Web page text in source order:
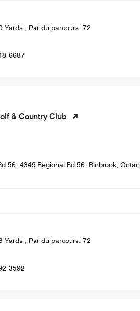
18 trou(s) , 5500 Yards , Par du parcours: 72
6687
& Country Club
56, 4349 Regional Rd 56, Binbrook,
18 trou(s) , 6658 Yards , Par du parcours: 72
3592